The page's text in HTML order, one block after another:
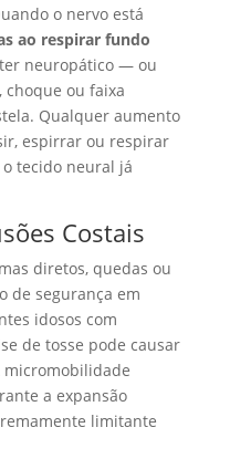
o nervo está
ao respirar fundo
neuropático — ou
choque ou faixa
Qualquer aumento
espirrar ou respirar
tecido neural já
Costais
diretos, quedas ou
de segurança em
idosos com
de tosse pode causar
micromobilidade
a expansão
limitante